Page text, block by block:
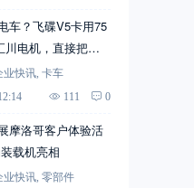
车？飞碟V5卡用75
川电机，直接把信
业快讯 卡车
111 0
摩洛哥客户体验活
载机亮相
业快讯 零部件